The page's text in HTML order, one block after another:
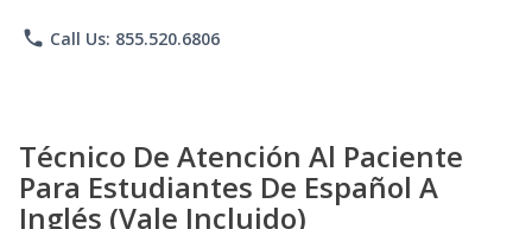
phone Call Us: 855.520.6806
Técnico De Atención Al Paciente
Para Estudiantes De Español A
Inglés (Vale Incluido)